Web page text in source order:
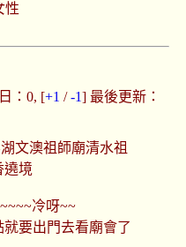
性
：0, [+1 /-1] 最後更新：
湖文澳祖師廟清水祖
遶境
冷呀~~
要出門去看廟會了